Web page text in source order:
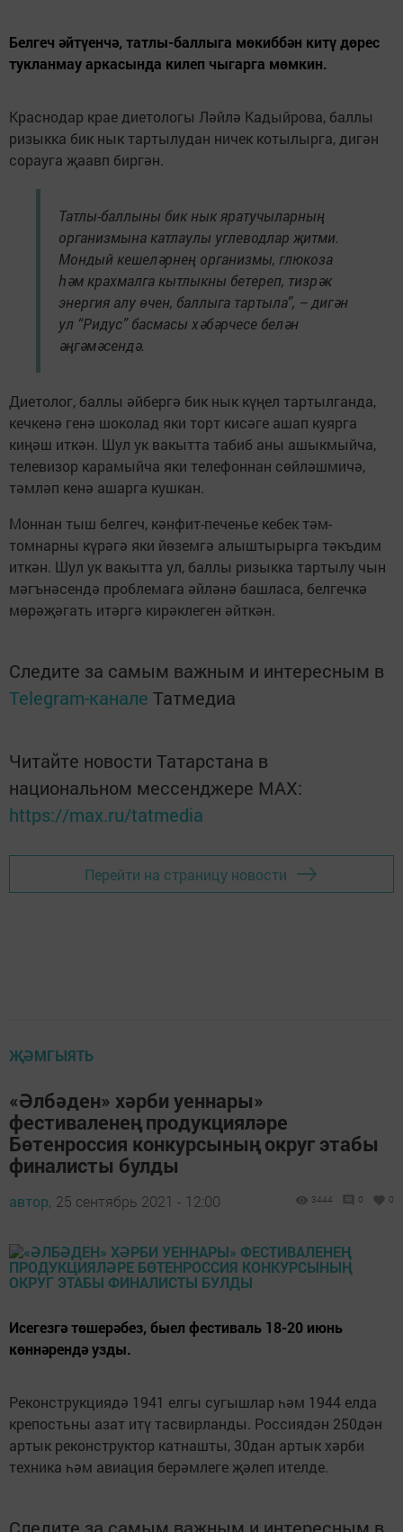
Белгеч әйтүенчә, татлы-баллыга мөкиббән китү дөрес
тукланмау аркасында килеп чыгарга мөмкин.
Краснодар крае диетологы Ләйлә Кадыйрова, баллы
ризыкка бик нык тартылудан ничек котылырга, дигән
сорауга җаавп биргән.
Татлы-баллыны бик нык яратучыларның
организмына катлаулы углеводлар җитми.
Мондый кешеләрнең организмы, глюкоза
һәм крахмалга кытлыкны бетереп, тизрәк
энергия алу өчен, баллыга тартыла”, – дигән
ул “Ридус” басмасы хәбәрчесе белән
әңгәмәсендә.
Диетолог, баллы әйбергә бик нык күңел тартылганда,
кечкенә генә шоколад яки торт кисәге ашап куярга
киңәш иткән. Шул ук вакытта табиб аны ашыкмыйча,
телевизор карамыйча яки телефоннан сөйләшмичә,
тәмләп кенә ашарга кушкан.
Моннан тыш белгеч, кәнфит-печенье кебек тәм-
томнарны күрәгә яки йөземгә алыштырырга тәкъдим
иткән. Шул ук вакытта ул, баллы ризыкка тартылу чын
мәгънәсендә проблемага әйләнә башласа, белгечкә
мөрәҗәгать итәргә кирәклеген әйткән.
Следите за самым важным и интересным в
Telegram-канале Татмедиа
Читайте новости Татарстана в
национальном мессенджере MАХ:
https://max.ru/tatmedia
Перейти на страницу новости
ҖӘМГЫЯТЬ
«Әлбәден» хәрби уеннары»
фестиваленең продукцияләре
Бөтенроссия конкурсының округ этабы
финалисты булды
автор, 25 сентябрь 2021 - 12:00 3444 0 0
Исегезгә төшерәбез, быел фестиваль 18-20 июнь
көннәрендә узды.
Реконструкциядә 1941 елгы сугышлар һәм 1944 елда
крепостьны азат итү тасвирланды. Россиядән 250дән
артык реконструктор катнашты, 30дан артык хәрби
техника һәм авиация берәмлеге җәлеп ителде.